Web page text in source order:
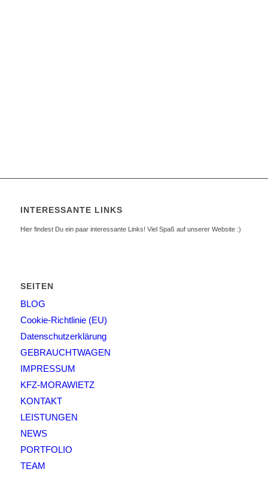
INTERESSANTE LINKS
Hier findest Du ein paar interessante Links! Viel Spaß auf unserer Website :)
SEITEN
BLOG
Cookie-Richtlinie (EU)
Datenschutzerklärung
GEBRAUCHTWAGEN
IMPRESSUM
KFZ-MORAWIETZ
KONTAKT
LEISTUNGEN
NEWS
PORTFOLIO
TEAM